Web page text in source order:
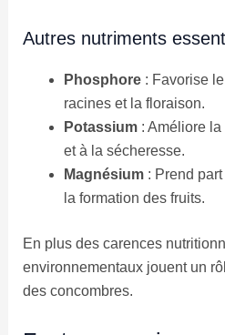
Autres nutriments
Phosphore: Favorise
racines et la floraison.
Potassium: Améliore la
et à la sécheresse.
Magnésium: Prend part
la formation des fruits.
En plus des carences
environnementaux jouent un
des concombres.